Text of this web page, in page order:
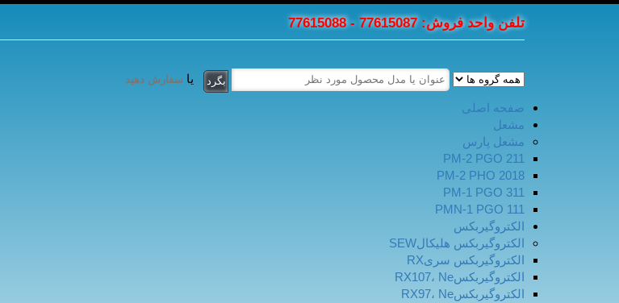
تلفن واحد فروش: 77615087 - 77615088
یا سفارش دهید
صفحه اصلی
مشعل
مشعل پارس
PM-2 PGO 211
PM-2 PHO 2018
PM-1 PGO 311
PMN-1 PGO 111
الکتروگیربکس
الکتروگیربکس هلیکالSEW
الکتروگیربکس سریRX
الکتروگیربکسRX107، Ne
الکتروگیربکسRX97، Ne